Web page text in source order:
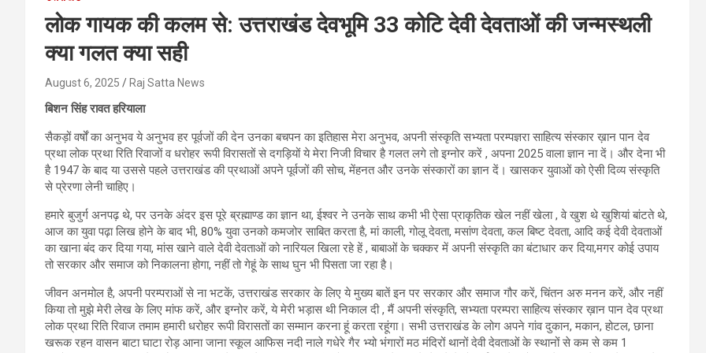
लोक गायक की कलम से: उत्तराखंड देवभूमि 33 कोटि देवी देवताओं की जन्मस्थली
क्या गलत क्या सही
August 6, 2025 Raj Satta News
बिशन सिंह रावत हरियाला
सैकड़ों वर्षों का अनुभव ये अनुभव हर पूर्वजों की देन उनका बचपन का इतिहास मेरा अनुभव, अपनी संस्कृति सभ्यता परम्पज्ञरा साहित्य संस्कार ख़ान पान देव
प्रथा लोक प्रथा रिति रिवाजों व धरोहर रूपी विरासतों से दगड़ियों ये मेरा निजी विचार है गलत लगे तो इग्नोर करें , अपना 2025 वाला ज्ञान ना दें। और देना भी
है 1947 के बाद या उससे पहले उत्तराखंड की प्रथाओं अपने पूर्वजों की सोच, मेंहनत और उनके संस्कारों का ज्ञान दें। खासकर युवाओं को ऐसी दिव्य संस्कृति
से प्रेरणा लेनी चाहिए।
हमारे बुजुर्ग अनपढ़ थे, पर उनके अंदर इस पूरे ब्रह्माण्ड का ज्ञान था, ईश्वर ने उनके साथ कभी भी ऐसा प्राकृतिक खेल नहीं खेला , वे खुश थे खुशियां बांटते थे,
आज का युवा पढ़ा लिख होने के बाद भी, 80% युवा उनको कमजोर साबित करता है, मां काली, गोलू देवता, मसांण देवता, कल बिष्ट देवता, आदि क‌ई देवी देवताओं
का खाना बंद कर दिया गया, मांस खाने वाले देवी देवताओं को नारियल खिला रहे हें , बाबाओं के चक्कर में अपनी संस्कृति का बंटाधार कर दिया,मगर कोई उपाय
तो सरकार और समाज को निकालना होगा, नहीं तो गेहूं के साथ घुन भी पिसता जा रहा है।
जीवन अनमोल है, अपनी परम्पराओं से ना भटकें, उत्तराखंड सरकार के लिए ये मुख्य बातें इन पर सरकार‌ और समाज गौर करें, चिंतन अरु मनन करें, और नहीं
किया तो मुझे मेरी लेख के लिए मांफ करें, और इग्नोर करें, ये मेरी भड़ास थी निकाल दी , मैं अपनी संस्कृति, सभ्यता परम्परा साहित्य संस्कार ख़ान पान देव प्रथा
लोक प्रथा रिति रिवाज तमाम हमारी धरोहर रूपी विरासतों का सम्मान करना हूं करता रहूंगा। सभी उत्तराखंड के लोग अपने गांव दुकान, मकान, होटल, छाना
खरूक रहन वासन बाटा घाटा रोड़ आना जाना स्कूल आफिस नदी नाले गधेरे गैर भ्यो भंगारों मठ मंदिरों थानों देवी देवताओं के स्थानों से कम से कम 1